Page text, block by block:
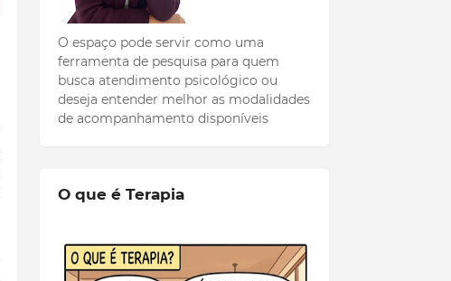
O espaço pode servir como uma
ferramenta de pesquisa para quem
busca atendimento psicológico ou
deseja entender melhor as modalidades
de acompanhamento disponíveis
O que é Terapia